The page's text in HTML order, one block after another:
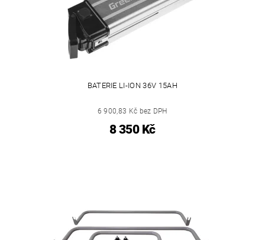
BATERIE LI-ION 36V 15AH
6 900,83 Kč bez DPH
8 350 Kč